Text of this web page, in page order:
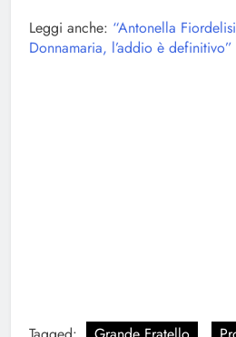
Leggi anche: “Antonella
Donnamaria, l’addio è definitivo”